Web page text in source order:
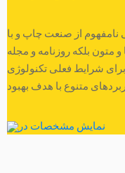
نامفهوم از صنعت چاپ و با
متون بلکه روزنامه و مجله
شرایط فعلی تکنولوژی
متنوع با هدف بهبود
نمایش مشخصات در